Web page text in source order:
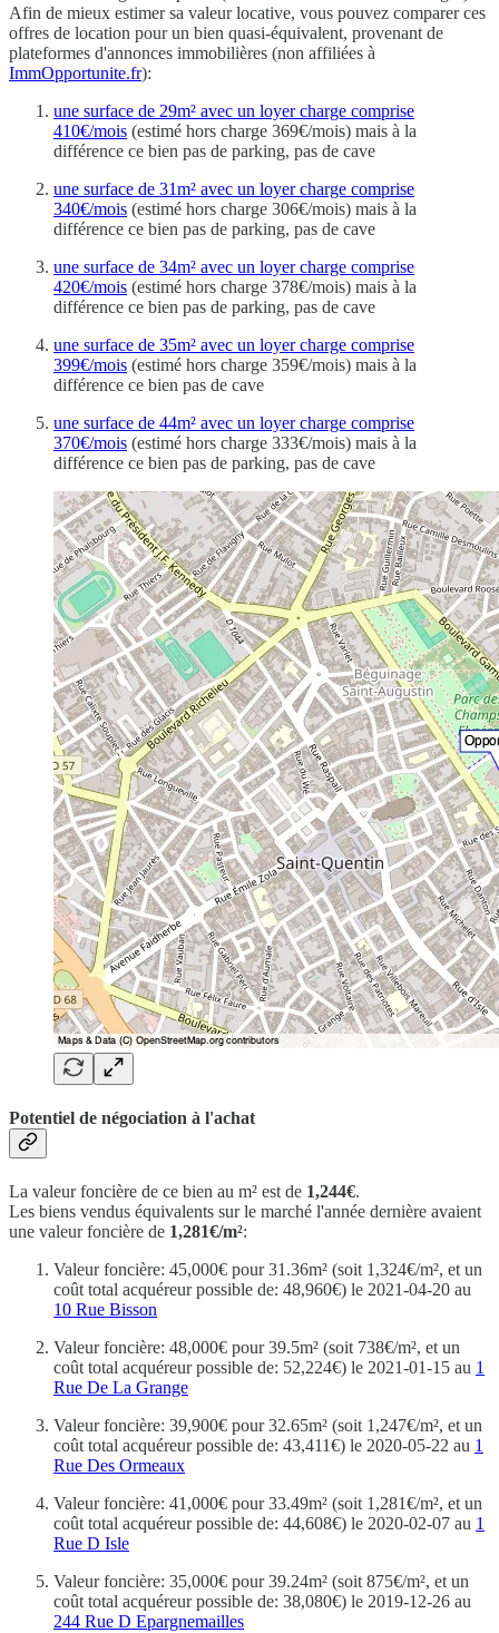
Afin de mieux estimer sa valeur locative, vous pouvez comparer ces
offres de location pour un bien quasi-équivalent, provenant de
plateformes d'annonces immobilières (non affiliées à
ImmOpportunite.fr):
une surface de 29m² avec un loyer charge comprise
410€/mois (estimé hors charge 369€/mois) mais à la
différence ce bien pas de parking, pas de cave
une surface de 31m² avec un loyer charge comprise
340€/mois (estimé hors charge 306€/mois) mais à la
différence ce bien pas de parking, pas de cave
une surface de 34m² avec un loyer charge comprise
420€/mois (estimé hors charge 378€/mois) mais à la
différence ce bien pas de parking, pas de cave
une surface de 35m² avec un loyer charge comprise
399€/mois (estimé hors charge 359€/mois) mais à la
différence ce bien pas de cave
une surface de 44m² avec un loyer charge comprise
370€/mois (estimé hors charge 333€/mois) mais à la
différence ce bien pas de parking, pas de cave
Potentiel de négociation à l'achat
La valeur foncière de ce bien au m² est de 1,244€.
Les biens vendus équivalents sur le marché l'année dernière avaient
une valeur foncière de 1,281€/m²:
Valeur foncière: 45,000€ pour 31.36m² (soit 1,324€/m², et un
coût total acquéreur possible de: 48,960€) le 2021-04-20 au
10 Rue Bisson
Valeur foncière: 48,000€ pour 39.5m² (soit 738€/m², et un
coût total acquéreur possible de: 52,224€) le 2021-01-15 au 1
Rue De La Grange
Valeur foncière: 39,900€ pour 32.65m² (soit 1,247€/m², et un
coût total acquéreur possible de: 43,411€) le 2020-05-22 au 1
Rue Des Ormeaux
Valeur foncière: 41,000€ pour 33.49m² (soit 1,281€/m², et un
coût total acquéreur possible de: 44,608€) le 2020-02-07 au 1
Rue D Isle
Valeur foncière: 35,000€ pour 39.24m² (soit 875€/m², et un
coût total acquéreur possible de: 38,080€) le 2019-12-26 au
244 Rue D Epargnemailles